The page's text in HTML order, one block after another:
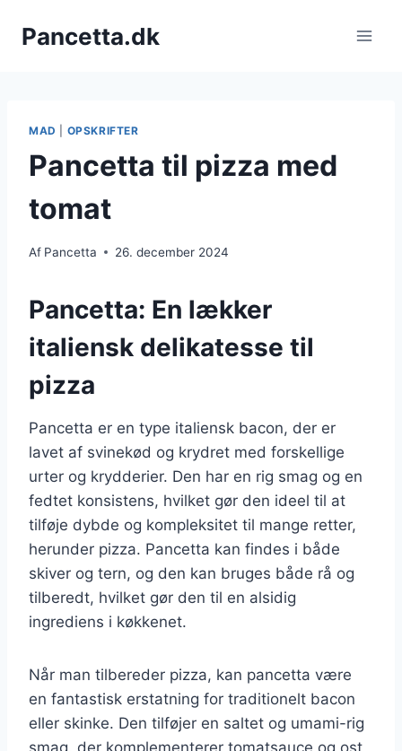
Pancetta.dk
MAD OPSKRIFTER
Pancetta til pizza med
tomat
Af Pancetta 26. december 2024
Pancetta: En lækker
italiensk delikatesse til
pizza
Pancetta er en type italiensk bacon, der er
lavet af svinekød og krydret med forskellige
urter og krydderier. Den har en rig smag og en
fedtet konsistens, hvilket gør den ideel til at
tilføje dybde og kompleksitet til mange retter,
herunder pizza. Pancetta kan findes i både
skiver og tern, og den kan bruges både rå og
tilberedt, hvilket gør den til en alsidig
ingrediens i køkkenet.
Når man tilbereder pizza, kan pancetta være
en fantastisk erstatning for traditionelt bacon
eller skinke. Den tilføjer en saltet og umami-rig
smag, der komplementerer tomatsauce og ost